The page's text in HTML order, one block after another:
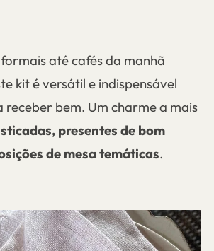
até cafés da manhã
kit é versátil e indispensável
receber bem. Um charme a mais
presentes de bom
de mesa temáticas.